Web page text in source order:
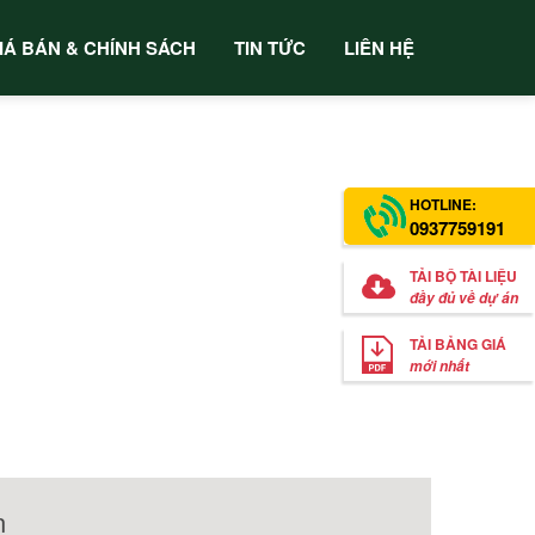
BÁN & CHÍNH SÁCH TIN TỨC LIÊN HỆ
HOTLINE:
0937759191
TẢI BỘ TÀI LIỆU
đầy đủ về dự án
TẢI BẢNG GIÁ
mới nhất